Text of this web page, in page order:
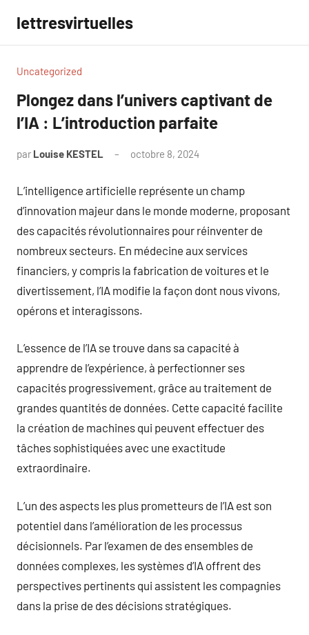
contenu
lettresvirtuelles
Uncategorized
Plongez dans l’univers captivant de
l’IA : L’introduction parfaite
par Louise KESTEL octobre 8, 2024
L’intelligence artificielle représente un champ
d’innovation majeur dans le monde moderne, proposant
des capacités révolutionnaires pour réinventer de
nombreux secteurs. En médecine aux services
financiers, y compris la fabrication de voitures et le
divertissement, l’IA modifie la façon dont nous vivons,
opérons et interagissons.
L’essence de l’IA se trouve dans sa capacité à
apprendre de l’expérience, à perfectionner ses
capacités progressivement, grâce au traitement de
grandes quantités de données. Cette capacité facilite
la création de machines qui peuvent effectuer des
tâches sophistiquées avec une exactitude
extraordinaire.
L’un des aspects les plus prometteurs de l’IA est son
potentiel dans l’amélioration de les processus
décisionnels. Par l’examen de des ensembles de
données complexes, les systèmes d’IA offrent des
perspectives pertinents qui assistent les compagnies
dans la prise de des décisions stratégiques.